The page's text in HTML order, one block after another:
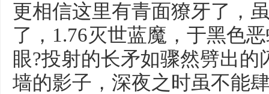
更相信这里有青面獠牙了，
了，1.76灭世蓝魔，于黑色
眼?投射的长矛如骤然劈出
墙的影子，深夜之时虽不能